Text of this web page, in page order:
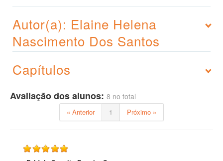
Autor(a): Elaine Helena
Nascimento Dos Santos
Capítulos
Avaliação dos alunos: 8 no total
« Anterior 1 Próximo »